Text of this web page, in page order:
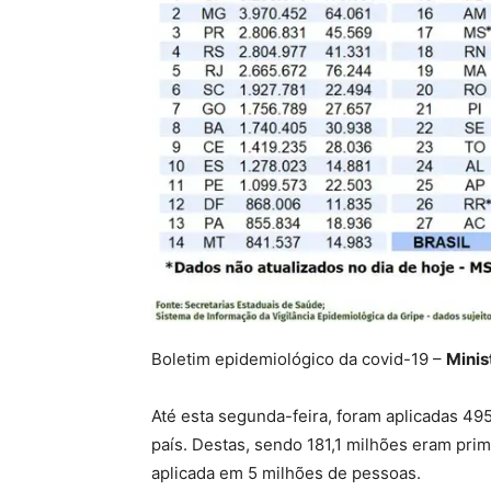
Boletim epidemiológico da covid-19 –
Até esta segunda-feira, foram aplicadas
país. Destas, sendo 181,1 milhões eram
aplicada em 5 milhões de pessoas.